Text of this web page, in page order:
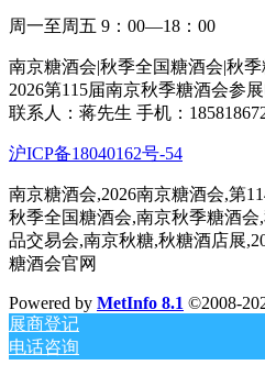
周一至周五 9：00—18：00
南京糖酒会|秋季全国糖酒会|秋
2026第115届南京秋季糖酒会参
联系人：蒋先生 手机：
沪ICP备18040162号-54
南京糖酒会,2026南京糖酒会,第
秋季全国糖酒会,南京秋季糖酒
品交易会,南京秋糖,秋糖酒店展
糖酒会官网
Powered by MetInfo 8.1 ©2008-
展商登记
电话咨询